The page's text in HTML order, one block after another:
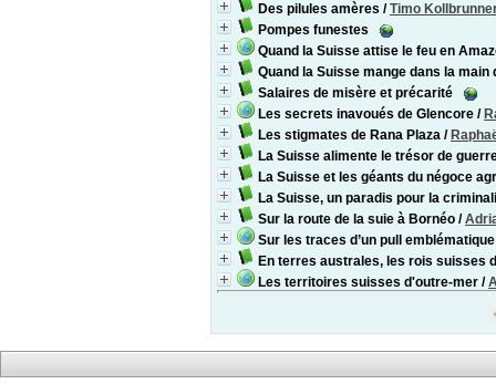
Des pilules amères /Timo
Pompes funestes
Quand la Suisse attise le feu en
Quand la Suisse mange dans la main
Salaires de misère et précarité
Les secrets inavoués de Glencore /
Les stigmates de Rana Plaza /
La Suisse alimente le trésor de
La Suisse et les géants du négoce
La Suisse, un paradis pour la
Sur la route de la suie à Bornéo /
Sur les traces d’un pull
En terres australes, les rois suisses
Les territoires suisses d'outre-mer /